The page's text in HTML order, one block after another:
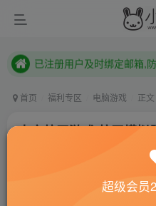
首页 福利专区 电脑游戏 正文
太空航天游戏 航天模拟
超级会员